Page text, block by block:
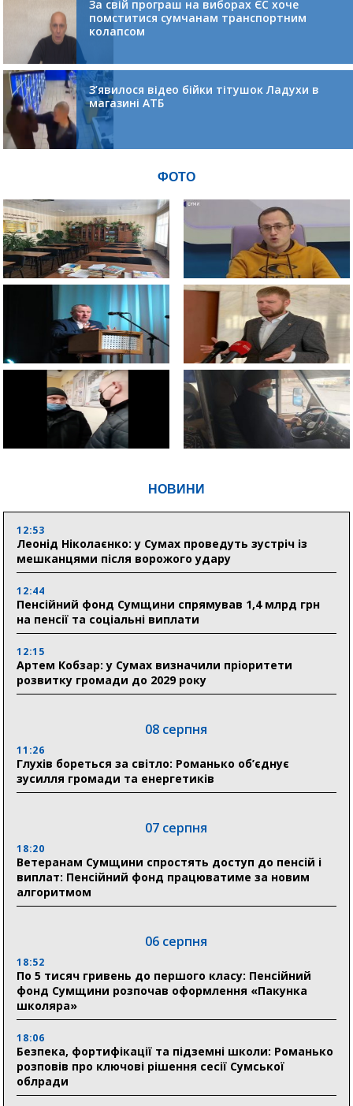
НОВИНИ
12:53
Леонід Ніколаєнко: у Сумах проведуть зустріч із
мешканцями після ворожого удару
12:44
Пенсійний фонд Сумщини спрямував 1,4 млрд грн
на пенсії та соціальні виплати
12:15
Артем Кобзар: у Сумах визначили пріоритети
розвитку громади до 2029 року
08 серпня
11:26
Глухів бореться за світло: Романько об’єднує
зусилля громади та енергетиків
07 серпня
18:20
Ветеранам Сумщини спростять доступ до пенсій і
виплат: Пенсійний фонд працюватиме за новим
алгоритмом
06 серпня
18:52
По 5 тисяч гривень до першого класу: Пенсійний
фонд Сумщини розпочав оформлення «Пакунка
школяра»
18:06
Безпека, фортифікації та підземні школи: Романько
розповів про ключові рішення сесії Сумської
облради
За свій програш на виборах ЄС хоче
помститися сумчанам транспортним
колапсом
З’явилося відео бійки тітушок Ладухи в
магазині АТБ
ФОТО